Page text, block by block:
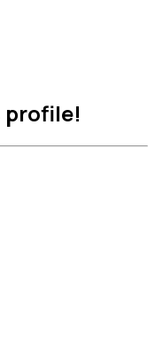
profile!